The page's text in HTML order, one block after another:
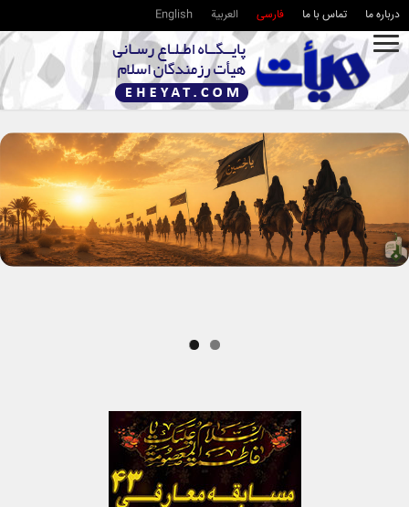
درباره ما تماس با ما فارسی العربية English